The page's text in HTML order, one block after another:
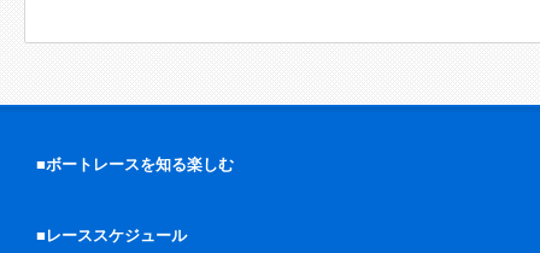
■ボートレースを知る楽しむ
■レーススケジュール